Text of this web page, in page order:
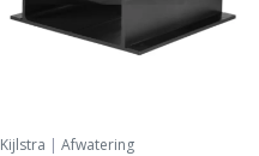
Kijlstra | Afwatering